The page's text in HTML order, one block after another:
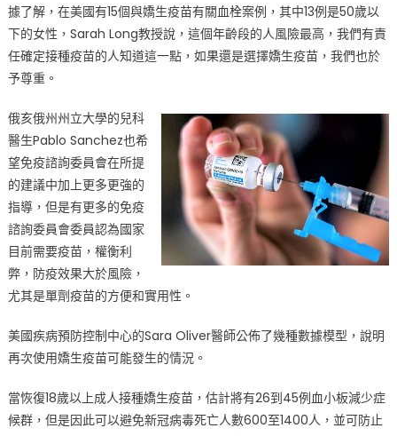
據了解，在美國有15個與嬌生疫苗有關血栓案例，其中13例是50歲以
下的女性，Sarah Long教授說，這個年齡段的人風險最高，我們有責
任確定接種疫苗的人知道這一點，如果還是選擇嬌生疫苗，我們也於
予尊重。
俄亥俄州州立大學的兒科
醫生Pablo Sanchez也希
望免疫諮詢委員會在所提
的建議中加上更多更強的
指導，但是有更多的免疫
諮詢委員會委員認為國家
目前需要疫苗，權衡利
弊，防疫效果大於風險，
尤其是單劑疫苗的方便和實用性。
美國疾病預防控制中心的Sara Oliver醫師公佈了幾種數據模型，說明
再次使用嬌生疫苗可能發生的情況。
當恢復18歲以上成人接種嬌生疫苗，估計將有26到45例血小板減少症
候群，但是因此可以避免新冠病毒死亡人數600至1400人，並可防止